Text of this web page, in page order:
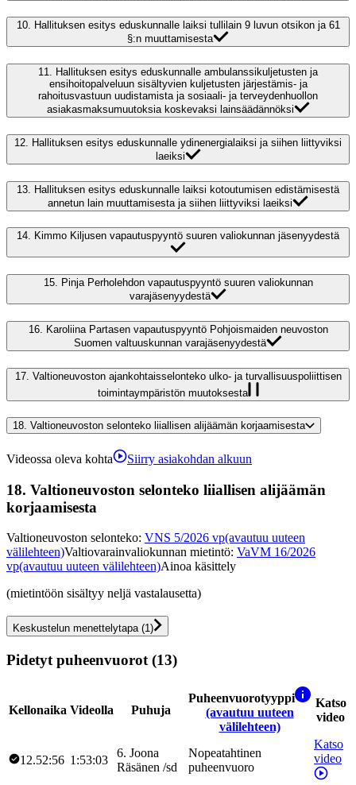
10. Hallituksen esitys eduskunnalle laiksi tullilain 9 luvun otsikon ja 61
§:n muuttamisesta
11. Hallituksen esitys eduskunnalle ambulanssikuljetusten ja
ensihoitopalveluun sisältyvien kuljetusten järjestämis- ja
rahoitusvastuun uudistamista ja sosiaali- ja terveydenhuollon
asiakasmaksumuutoksia koskevaksi lainsäädännöksi
12.
Hallituksen esitys eduskunnalle ydinenergialaiksi ja siihen liittyviksi
laeiksi
13. Hallituksen esitys eduskunnalle laiksi kotoutumisen edistämisestä
annetun lain muuttamisesta ja siihen liittyviksi laeiksi
14. Kimmo Kiljusen vapautuspyyntö suuren valiokunnan jäsenyydestä
15. Pinja Perholehdon vapautuspyyntö suuren valiokunnan
varajäsenyydestä
16.
Karoliina Partasen vapautuspyyntö Pohjoismaiden neuvoston
Suomen valtuuskunnan varajäsenyydestä
17. Valtioneuvoston ajankohtaisselonteko ulko- ja turvallisuuspoliittisen
toimintaympäristön muutoksesta
18. Valtioneuvoston selonteko liiallisen alijäämän korjaamisesta
Videossa oleva kohta Siirry asiakohdan alkuun
18. Valtioneuvoston selonteko liiallisen alijäämän
korjaamisesta
Valtioneuvoston selonteko: VNS 5/2026 vp(avautuu uuteen
välilehteen)Valtiovarainvaliokunnan mietintö: VaVM 16/2026
vp(avautuu uuteen välilehteen)Ainoa käsittely
(mietintöön sisältyy neljä vastalausetta)
Keskustelun menettelytapa(1)
Pidetyt puheenvuorot (13)
Kellonaika Videolla Puhuja
Puheenvuorotyyppi
(avautuu uuteen
välilehteen)
Katso
video
12.52:56 1:53:03
6. Joona
Räsänen /sd
Nopeatahtinen
puheenvuoro
Katso
video